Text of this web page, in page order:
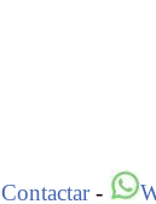
Contactar-